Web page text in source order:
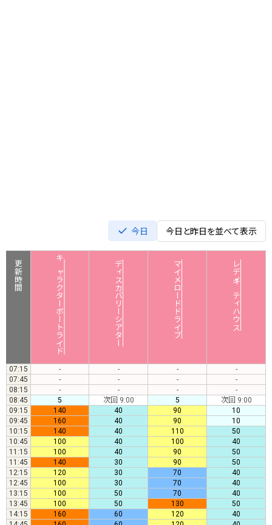
今日 今日と昨日を並べて表示
更新時間 キャラクターボートライド ディスカバリーシアター マイメロードドライブ レディキティハウス
07:15 - - -
-
07:45
- - -
-
08:15
- - -
-
08:45
5 次回 9:00 5
次回 9:00
09:15
140 40 90
10
09:45
160 40 90
10
10:15
140 40 110
50
10:45
100 40 100
40
11:15
100 40 90
50
11:45
140 30 90
50
12:15
120 30 70
40
12:45
100 30 70
40
13:15
100 50 70
40
13:45
100 50 130
50
14:15
160 60 120
40